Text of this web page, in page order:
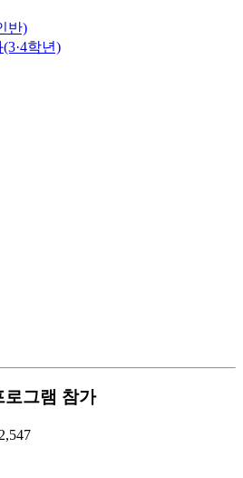
반)
학년)
로그램 참가
2,547